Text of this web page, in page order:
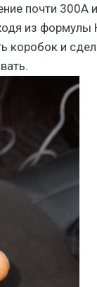
почти 300А
из
коробок и